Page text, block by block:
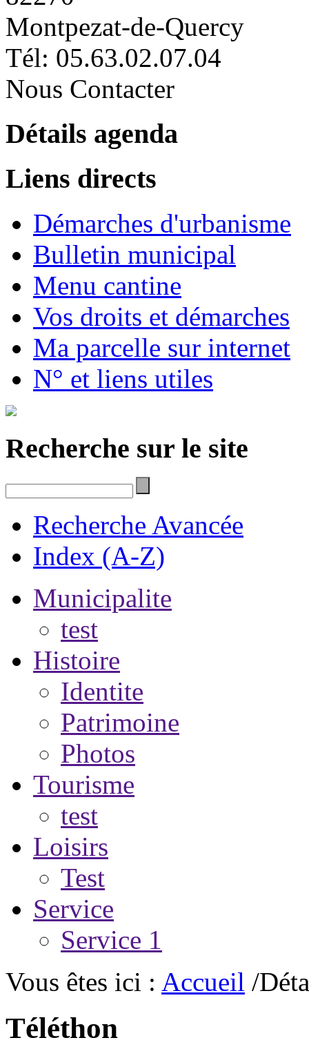
Montpezat-de-Quercy
Tél: 05.63.02.07.04
Nous Contacter
Détails agenda
Liens directs
Démarches d'urbanisme
Bulletin municipal
Menu cantine
Vos droits et démarches
Ma parcelle sur internet
N° et liens utiles
Recherche sur le site
Recherche Avancée
Index (A-Z)
Municipalite
test
Histoire
Identite
Patrimoine
Photos
Tourisme
test
Loisirs
Test
Service
Service 1
Vous êtes ici : Accueil /
Téléthon